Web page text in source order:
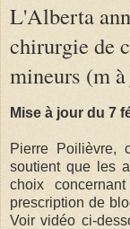
L'Alberta
chirurgie de
mineurs (m
Mise à jour du 7
Pierre Poilièvre,
soutient que les
choix
prescription de
Voir vidéo ci-